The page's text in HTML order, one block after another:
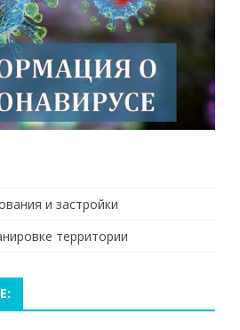
и застройки
территории